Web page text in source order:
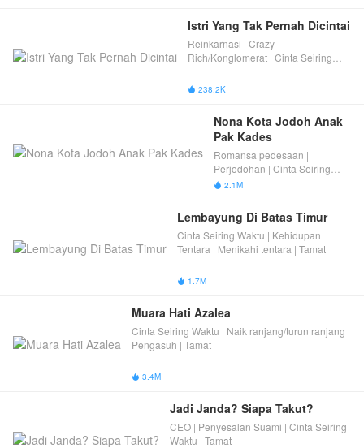
Istri Yang Tak Pernah Dicintai
Reinkarnasi | Crazy
Rich/Konglomerat | Cinta Seiring
 238.2K
Nona Kota Jodoh Anak
Pak Kades
Romansa pedesaan |
Perjodohan | Cinta Seiring
Waktu | Tamat
 2.1M
Lembayung Di Batas Timur
Cinta Seiring Waktu | Kehidupan
Tentara | Menikahi tentara | Tamat
 1.7M
Muara Hati Azalea
Cinta Seiring Waktu | Naik ranjang/turun ranjang |
Pengasuh | Tamat
 3.4M
Jadi Janda? Siapa Takut?
CEO | Penyesalan Suami | Cinta Seiring
Waktu | Tamat